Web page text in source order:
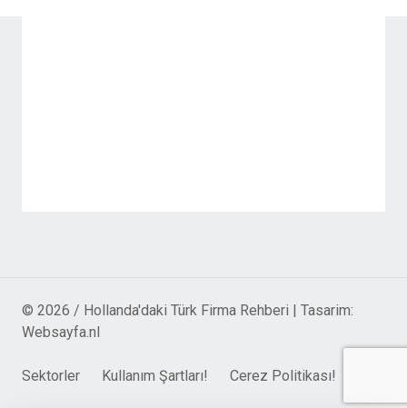
© 2026 / Hollanda'daki Türk Firma Rehberi | Tasarim:
Websayfa.nl
Sektorler Kullanım Şartları! Cerez Politikası!